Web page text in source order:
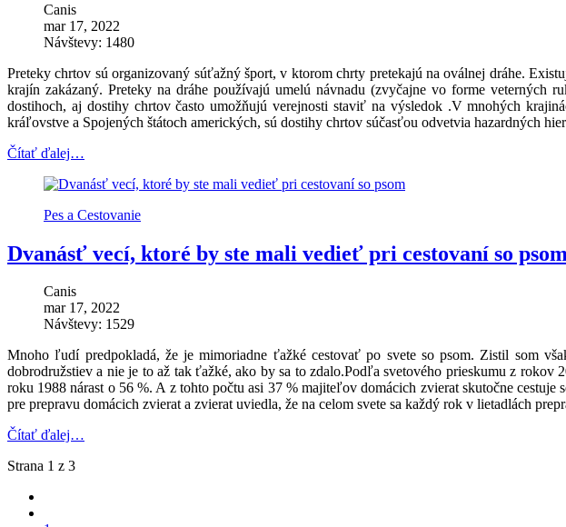
Canis
mar 17, 2022
Návštevy: 1480
Preteky chrtov sú organizovaný súťažný šport, v ktorom chrty pretekajú na oválnej dráhe.
krajín zakázaný. Preteky na dráhe používajú umelú návnadu (zvyčajne vo forme
dostihoch, aj dostihy chrtov často umožňujú verejnosti staviť na výsledok .V mnohých
kráľovstve a Spojených štátoch amerických, sú dostihy chrtov súčasťou odvetvia hazardných
Čítať ďalej…
Pes a Cestovanie
Dvanásť vecí, ktoré by ste mali vedieť pri cestovaní so psom
Canis
mar 17, 2022
Návštevy: 1529
Mnoho ľudí predpokladá, že je mimoriadne ťažké cestovať po svete so psom. Zistil som
dobrodružstiev a nie je to až tak ťažké, ako by sa to zdalo.Podľa svetového prieskumu z
roku 1988 nárast o 56 %. A z tohto počtu asi 37 % majiteľov domácich zvierat skutočne
pre prepravu domácich zvierat a zvierat uviedla, že na celom svete sa každý rok v lietadlách
Čítať ďalej…
Strana 1 z 3